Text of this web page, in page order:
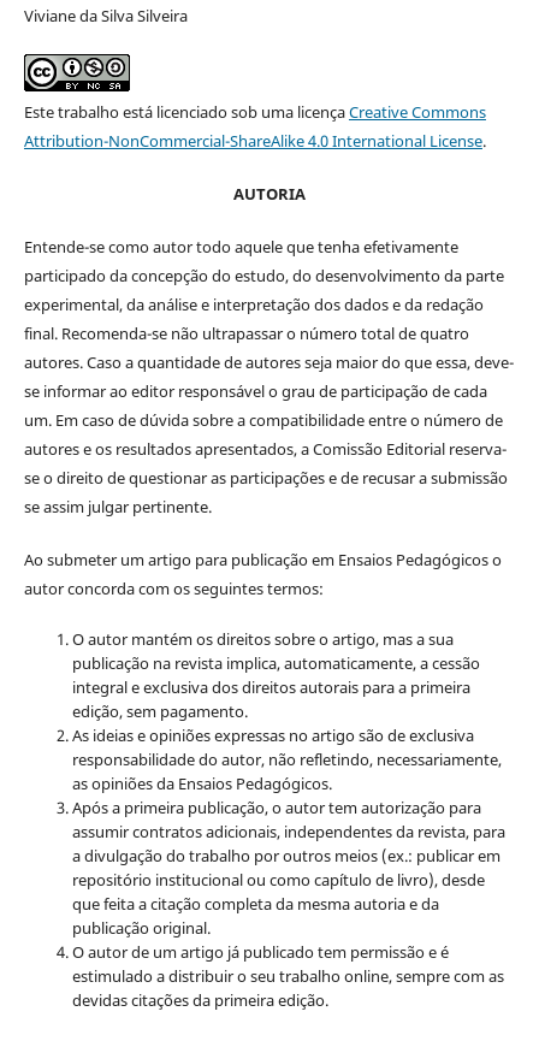
Viviane da Silva Silveira
Este trabalho está licenciado sob uma licençaCreative Commons
Attribution-NonCommercial-ShareAlike 4.0 International License.
AUTORIA
Entende-se como autor todo aquele que tenha efetivamente
participado da concepção do estudo, do desenvolvimento da parte
experimental, da análise e interpretação dos dados e da redação
final. Recomenda-se não ultrapassar o número total de quatro
autores. Caso a quantidade de autores seja maior do que essa, deve-
se informar ao editor responsável o grau de participação de cada
um. Em caso de dúvida sobre a compatibilidade entre o número de
autores e os resultados apresentados, a Comissão Editorial reserva-
se o direito de questionar as participações e de recusar a submissão
se assim julgar pertinente.
Ao submeter um artigo para publicação em Ensaios Pedagógicos o
autor concorda com os seguintes termos:
O autor mantém os direitos sobre o artigo, mas a sua
publicação na revista implica, automaticamente, a cessão
integral e exclusiva dos direitos autorais para a primeira
edição, sem pagamento.
As ideias e opiniões expressas no artigo são de exclusiva
responsabilidade do autor, não refletindo, necessariamente,
as opiniões da Ensaios Pedagógicos.
Após a primeira publicação, o autor tem autorização para
assumir contratos adicionais, independentes da revista, para
a divulgação do trabalho por outros meios (ex.: publicar em
repositório institucional ou como capítulo de livro), desde
que feita a citação completa da mesma autoria e da
publicação original.
O autor de um artigo já publicado tem permissão e é
estimulado a distribuir o seu trabalho online, sempre com as
devidas citações da primeira edição.